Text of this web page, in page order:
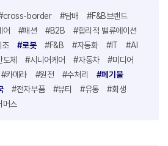
border #담배
#F&B브랜드
어 #패션 #B2B
#합리적 밸류에이션
#로봇 #F&B #자동화 #IT
#AI
도체 #시니어케어 #자동차
#미디어
#카메라 #원전 #수처리
#폐기물
#전자부품 #뷰티 #유통
#회생
머스